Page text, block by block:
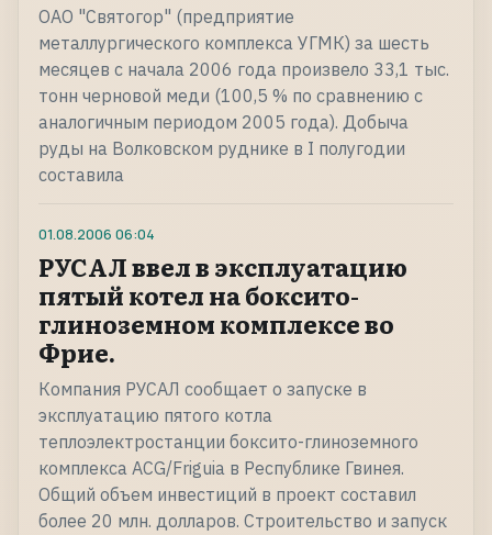
ОАО "Святогор" (предприятие
металлургического комплекса УГМК) за шесть
месяцев с начала 2006 года произвело 33,1 тыс.
тонн черновой меди (100,5 % по сравнению с
аналогичным периодом 2005 года). Добыча
руды на Волковском руднике в I полугодии
составила
01.08.2006 06:04
РУСАЛ ввел в эксплуатацию
пятый котел на боксито-
глиноземном комплексе во
Фрие.
Компания РУСАЛ сообщает о запуске в
эксплуатацию пятого котла
теплоэлектростанции боксито-глиноземного
комплекса ACG/Friguia в Республике Гвинея.
Общий объем инвестиций в проект составил
более 20 млн. долларов. Строительство и запуск